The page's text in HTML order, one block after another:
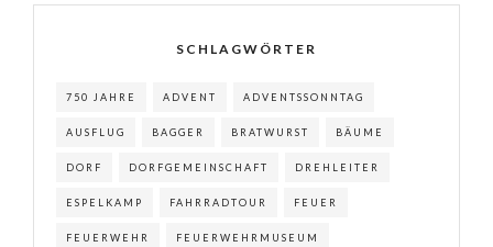
SCHLAGWÖRTER
750 JAHRE ADVENT ADVENTSSONNTAG
AUSFLUG BAGGER BRATWURST BÄUME
DORF DORFGEMEINSCHAFT DREHLEITER
ESPELKAMP FAHRRADTOUR FEUER
FEUERWEHR FEUERWEHRMUSEUM